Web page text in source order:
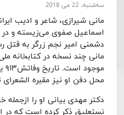
سه‌شنبه، 22 می 2018
مانی شیرازی، شاعر و ادیب
اسماعیل صفوی می‌زیسته و در
دشمنی امیر نجم زرگر به قتل
مانی چند نسخه در کتابخانه
محل دفن او نیز مقبره
دکتر مهدی بیانی او را
نستعلیق ذکر کرده است که در